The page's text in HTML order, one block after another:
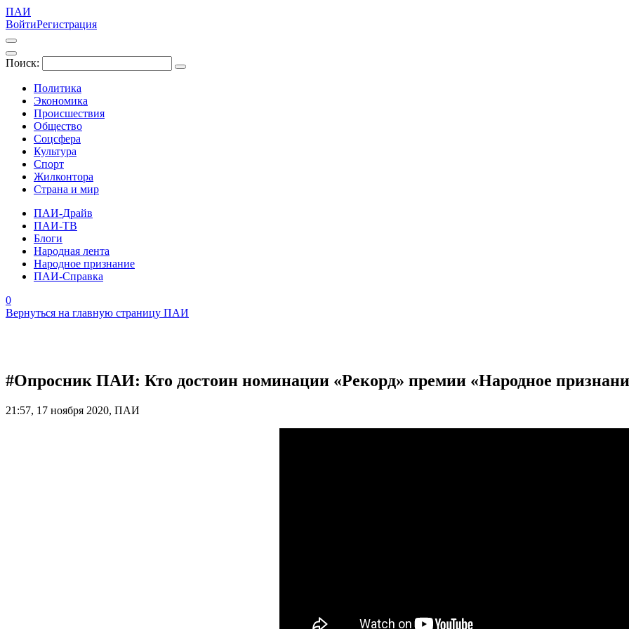
ПАИ
ВойтиРегистрация
Поиск:
Политика
Экономика
Происшествия
Общество
Соцсфера
Культура
Спорт
Жилконтора
Страна и мир
ПАИ-Драйв
ПАИ-ТВ
Блоги
Народная лента
Народное признание
ПАИ-Справка
0
Вернуться на главную страницу ПАИ
#Опросник ПАИ: Кто достоин номинации «Рекорд» премии «Народное
21:57, 17 ноября 2020, ПАИ